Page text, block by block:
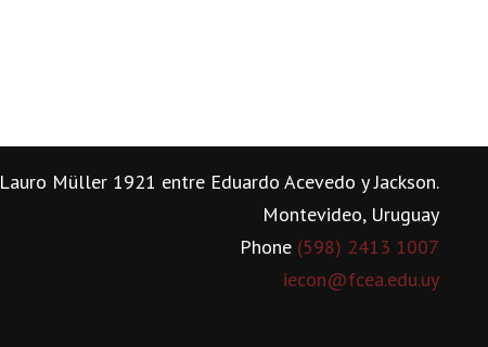
Lauro Müller 1921 entre Eduardo Acevedo y Jackson.
Montevideo, Uruguay
Phone (598) 2413 1007
iecon@fcea.edu.uy